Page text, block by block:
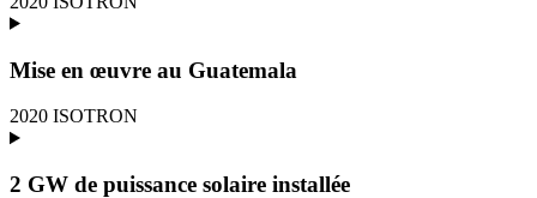
Mise en œuvre au Guatemala
2020 ISOTRON
2 GW de puissance solaire installée